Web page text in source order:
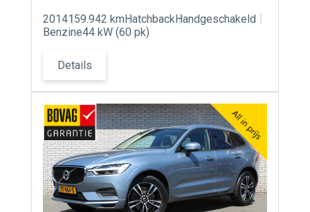
2014159.942 kmHatchbackHandgeschakeld
Benzine44 kW (60 pk)
Details